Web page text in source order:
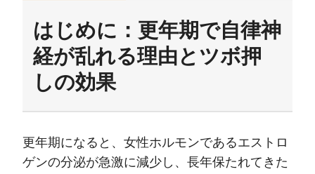
はじめに：更年期で自律神
経が乱れる理由とツボ押
しの効果
更年期になると、女性ホルモンであるエストロ
ゲンの分泌が急激に減少し、長年保たれてきた